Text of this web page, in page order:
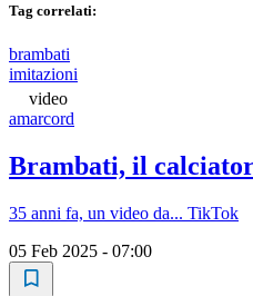
Tag correlati:
brambati
imitazioni
video
amarcord
Brambati, il
35 anni fa, un video da... TikTok
05 Feb 2025 - 07:00